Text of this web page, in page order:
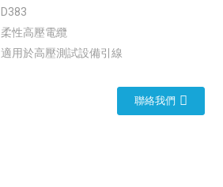
D383
柔性高壓電纜
適用於高壓測試設備引線
聯絡我們